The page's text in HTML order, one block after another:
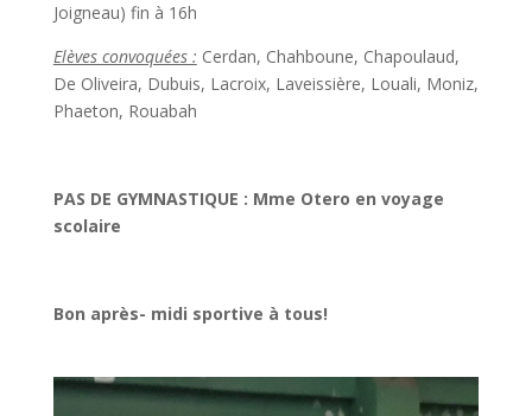
Joigneau) fin à 16h
Elèves convoquées : Cerdan, Chahboune, Chapoulaud,
De Oliveira, Dubuis, Lacroix, Laveissière, Louali, Moniz,
Phaeton, Rouabah
PAS DE GYMNASTIQUE : Mme Otero en voyage
scolaire
Bon après- midi sportive à tous!